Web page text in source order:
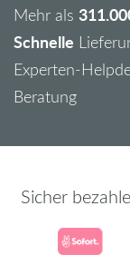
Mehr als
Schnelle
Experten-
Beratung
Sicher